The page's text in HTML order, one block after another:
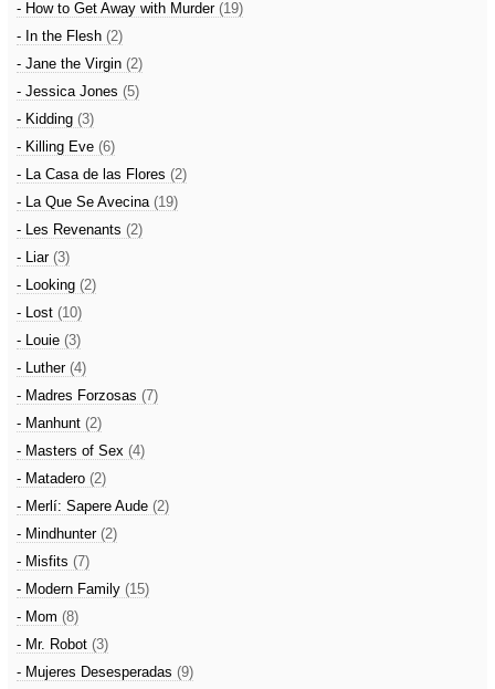
- How to Get Away with Murder (19)
- In the Flesh (2)
- Jane the Virgin (2)
- Jessica Jones (5)
- Kidding (3)
- Killing Eve (6)
- La Casa de las Flores (2)
- La Que Se Avecina (19)
- Les Revenants (2)
- Liar (3)
- Looking (2)
- Lost (10)
- Louie (3)
- Luther (4)
- Madres Forzosas (7)
- Manhunt (2)
- Masters of Sex (4)
- Matadero (2)
- Merlí: Sapere Aude (2)
- Mindhunter (2)
- Misfits (7)
- Modern Family (15)
- Mom (8)
- Mr. Robot (3)
- Mujeres Desesperadas (9)